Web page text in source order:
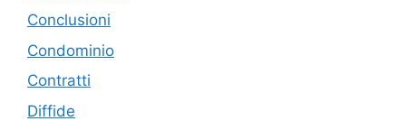
Conclusioni
Condominio
Contratti
Diffide